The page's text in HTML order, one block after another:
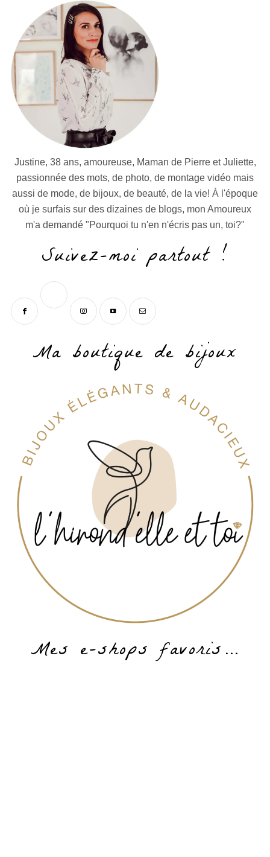
Justine, 38 ans, amoureuse, Maman de Pierre et Juliette,
passionnée des mots, de photo, de montage vidéo mais
aussi de mode, de bijoux, de beauté, de la vie! À l'époque
où je surfais sur des dizaines de blogs, mon Amoureux
m'a demandé "Pourquoi tu n'en n'écris pas un, toi?"
Suivez-moi partout !
Ma boutique de bijoux
Mes e-shops favoris…